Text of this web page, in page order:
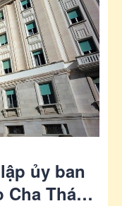
ủy ban
Thánh